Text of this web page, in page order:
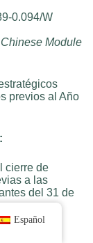
0.094/W
Module
previos al Año
cierre de
a las
del 31 de
Español